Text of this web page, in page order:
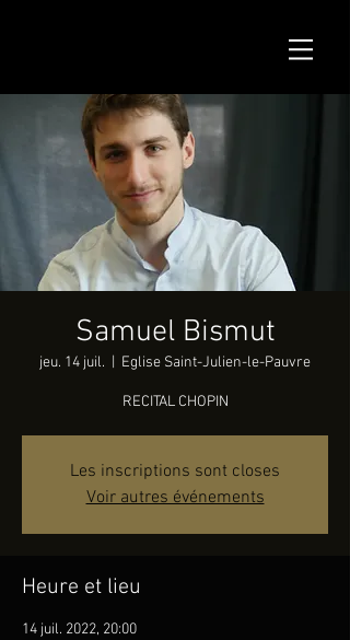
Samuel Bismut
jeu. 14 juil. Eglise Saint-Julien-le-Pauvre
RECITAL CHOPIN
Les inscriptions sont closes
Voir autres événements
Heure et lieu
14 juil. 2022, 20:00